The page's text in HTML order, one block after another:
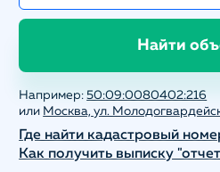
Найти
Например:50:09:0080402:216
или Москва, ул.
Где найти кадастровый
Как получить выписку